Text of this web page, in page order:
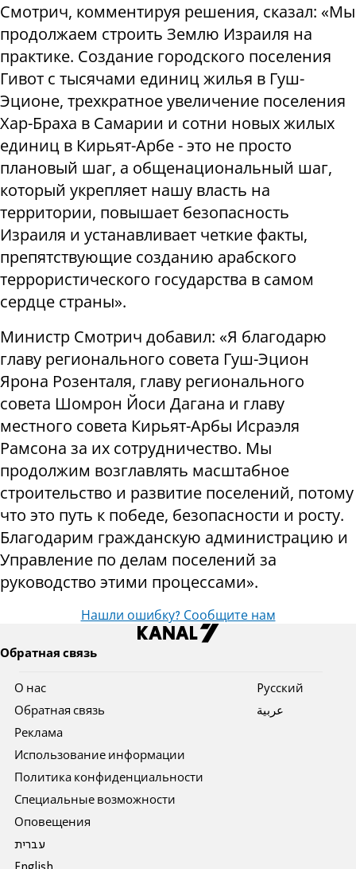
Смотрич, комментируя решения, сказал: «Мы
продолжаем строить Землю Израиля на
практике. Создание городского поселения
Гивот с тысячами единиц жилья в Гуш-
Эционе, трехкратное увеличение поселения
Хар-Браха в Самарии и сотни новых жилых
единиц в Кирьят-Арбе - это не просто
плановый шаг, а общенациональный шаг,
который укрепляет нашу власть на
территории, повышает безопасность
Израиля и устанавливает четкие факты,
препятствующие созданию арабского
террористического государства в самом
сердце страны».
Министр Смотрич добавил: «Я благодарю
главу регионального совета Гуш-Эцион
Ярона Розенталя, главу регионального
совета Шомрон Йоси Дагана и главу
местного совета Кирьят-Арбы Исраэля
Рамсона за их сотрудничество. Мы
продолжим возглавлять масштабное
строительство и развитие поселений, потому
что это путь к победе, безопасности и росту.
Благодарим гражданскую администрацию и
Управление по делам поселений за
руководство этими процессами».
Нашли ошибку? Сообщите нам
Обратная связь
О нас
Обратная связь
Реклама
Использование информации
Политика конфиденциальности
Специальные возможности
Оповещения
עברית
Pусский
عربية